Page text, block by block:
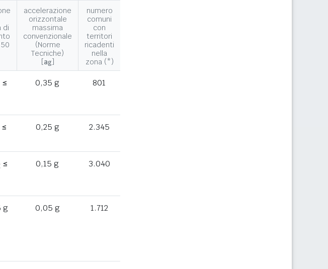
di
accelerazione
orizzontale
massima
convenzionale
(Norme
Tecniche)
[ag]
numero
comuni
con
territori
ricadenti
nella
zona (*)
≤
0,35 g 801
≤
0,25 g 2.345
≤
0,15 g 3.040
g 0,05 g 1.712